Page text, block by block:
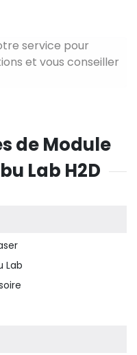
service pour
et vous conseiller
de Module
Lab H2D
Lab